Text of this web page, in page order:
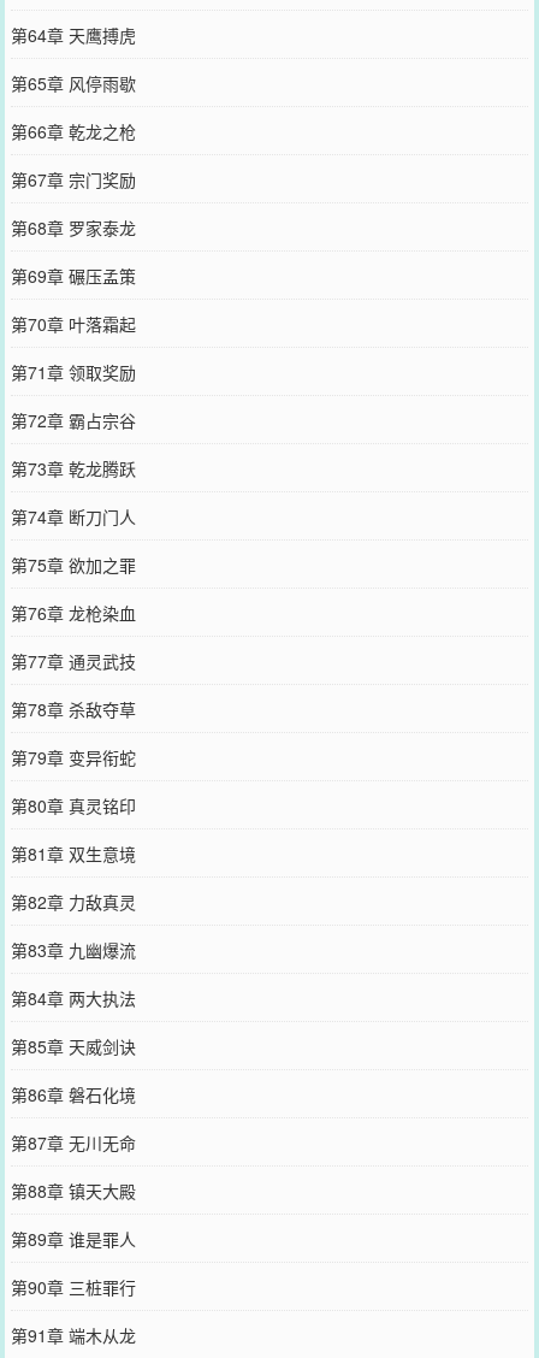
第64章 天鹰搏虎
第65章 风停雨歇
第66章 乾龙之枪
第67章 宗门奖励
第68章 罗家泰龙
第69章 碾压孟策
第70章 叶落霜起
第71章 领取奖励
第72章 霸占宗谷
第73章 乾龙腾跃
第74章 断刀门人
第75章 欲加之罪
第76章 龙枪染血
第77章 通灵武技
第78章 杀敌夺草
第79章 变异衔蛇
第80章 真灵铭印
第81章 双生意境
第82章 力敌真灵
第83章 九幽爆流
第84章 两大执法
第85章 天威剑诀
第86章 磐石化境
第87章 无川无命
第88章 镇天大殿
第89章 谁是罪人
第90章 三桩罪行
第91章 端木从龙